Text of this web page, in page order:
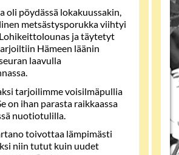
oli pöydässä lokakuussakin,
metsästysporukka viihtyi
ja täytetyt
Hämeen läänin
laavulla
tarjoilimme voisilmäpullia
on ihan parasta raikkaassa
nuotiotulilla.
toivottaa lämpimästi
niin tutut kuin uudet